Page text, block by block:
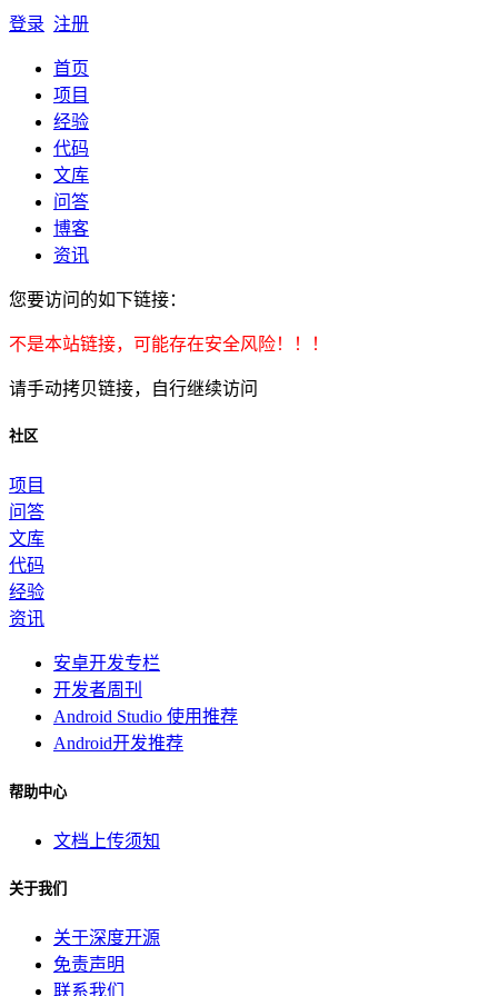
登录 注册
首页
项目
经验
代码
文库
问答
博客
资讯
您要访问的如下链接：
不是本站链接，可能存在安全风险！！！
请手动拷贝链接，自行继续访问
社区
项目
问答
文库
代码
经验
资讯
安卓开发专栏
开发者周刊
Android Studio 使用推荐
Android开发推荐
帮助中心
文档上传须知
关于我们
关于深度开源
免责声明
联系我们